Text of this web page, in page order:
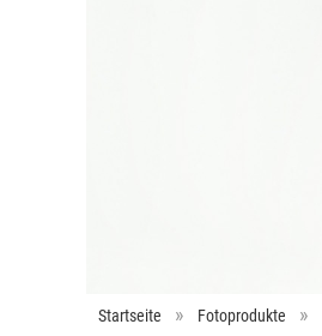
Startseite Fotoprodukte